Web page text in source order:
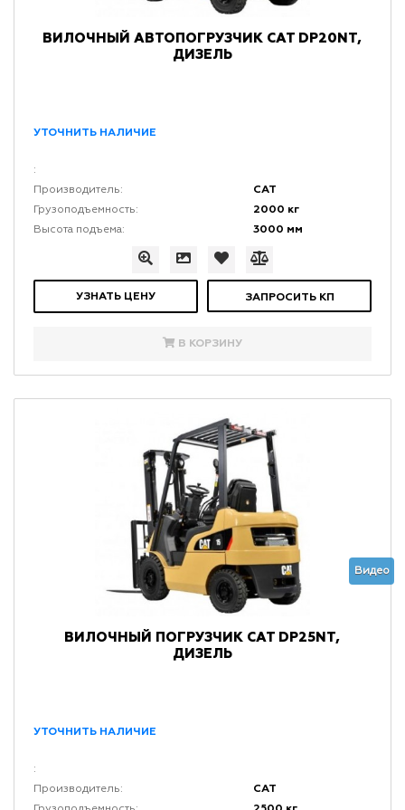
ВИЛОЧНЫЙ АВТОПОГРУЗЧИК CAT DP20NT,
ДИЗЕЛЬ
УТОЧНИТЬ НАЛИЧИЕ
:
Производитель:
CAT
Грузоподъемность: 2000 кг
Высота подъема: 3000 мм
УЗНАТЬ ЦЕНУ ЗАПРОСИТЬ КП
В КОРЗИНУ
Видео
ВИЛОЧНЫЙ ПОГРУЗЧИК CAT DP25NT,
ДИЗЕЛЬ
УТОЧНИТЬ НАЛИЧИЕ
:
Производитель:
CAT